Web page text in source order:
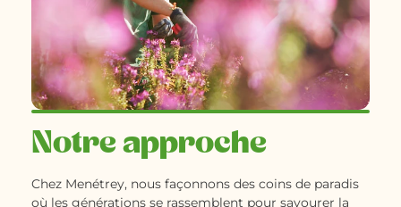
Notre approche
Chez Menétrey, nous façonnons des coins de paradis
où les générations se rassemblent pour savourer la